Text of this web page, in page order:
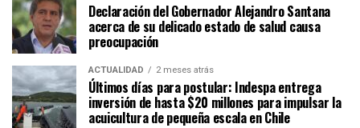
Declaración del Gobernador Alejandro Santana
acerca de su delicado estado de salud causa
preocupación
ACTUALIDAD 2 meses atrás
Últimos días para postular: Indespa entrega
inversión de hasta $20 millones para impulsar la
acuicultura de pequeña escala en Chile